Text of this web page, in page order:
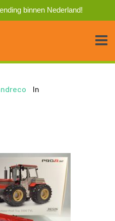
binnen Nederland!
In